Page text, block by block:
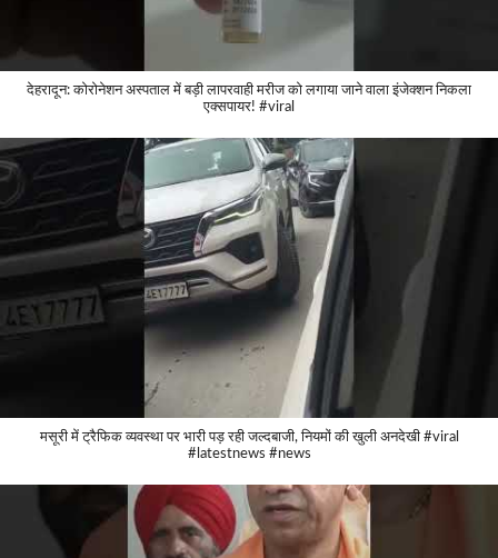
देहरादून: कोरोनेशन अस्पताल में बड़ी लापरवाही मरीज को लगाया जाने वाला इंजेक्शन निकला
एक्सपायर! #viral
मसूरी में ट्रैफिक व्यवस्था पर भारी पड़ रही जल्दबाजी, नियमों की खुली अनदेखी #viral
#latestnews #news